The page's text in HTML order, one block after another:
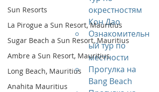
Sun Resorts
La Pirogue a Sun Resort, Mauritius
Sugar Beach a Sun Resort, Mauritius
Ambre a Sun Resort, Mauritius
Long Beach, Mauritius
Anahita Mauritius
окрестностям
Кон Дао
Ознакомительн
ый тур по
местности
Прогулка на
Bang Beach